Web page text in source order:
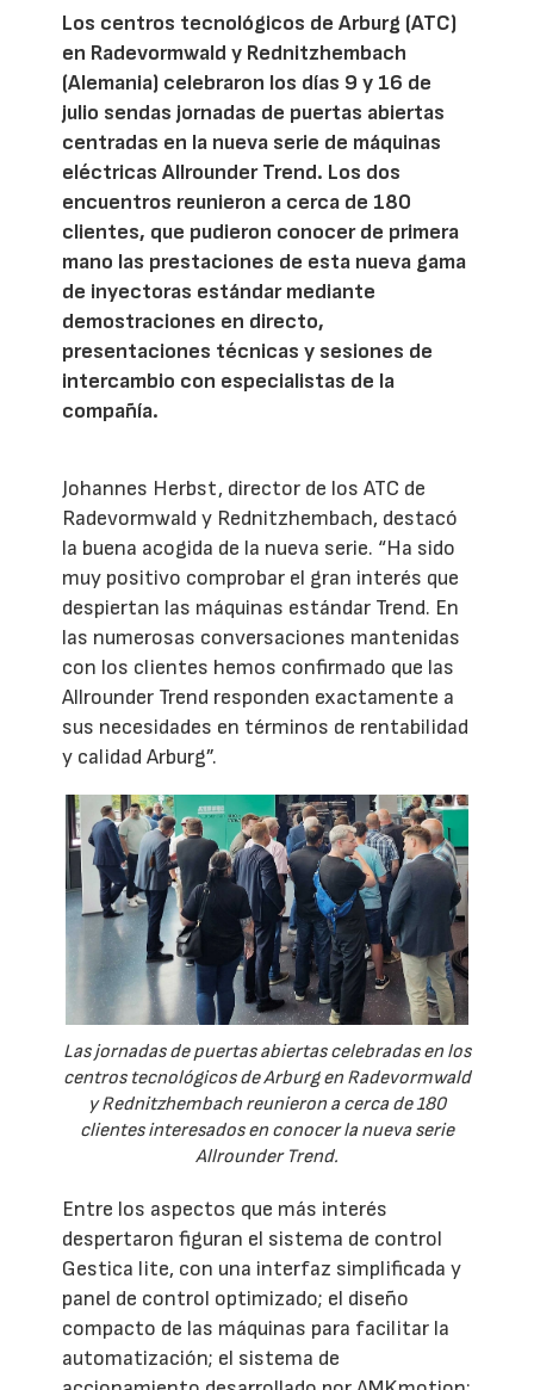
Los centros tecnológicos de Arburg (ATC)
en Radevormwald y Rednitzhembach
(Alemania) celebraron los días 9 y 16 de
julio sendas jornadas de puertas abiertas
centradas en la nueva serie de máquinas
eléctricas Allrounder Trend. Los dos
encuentros reunieron a cerca de 180
clientes, que pudieron conocer de primera
mano las prestaciones de esta nueva gama
de inyectoras estándar mediante
demostraciones en directo,
presentaciones técnicas y sesiones de
intercambio con especialistas de la
compañía.
Johannes Herbst, director de los ATC de
Radevormwald y Rednitzhembach, destacó
la buena acogida de la nueva serie. “Ha sido
muy positivo comprobar el gran interés que
despiertan las máquinas estándar Trend. En
las numerosas conversaciones mantenidas
con los clientes hemos confirmado que las
Allrounder Trend responden exactamente a
sus necesidades en términos de rentabilidad
y calidad Arburg”.
Las jornadas de puertas abiertas celebradas en los
centros tecnológicos de Arburg en Radevormwald
y Rednitzhembach reunieron a cerca de 180
clientes interesados en conocer la nueva serie
Allrounder Trend.
Entre los aspectos que más interés
despertaron figuran el sistema de control
Gestica lite, con una interfaz simplificada y
panel de control optimizado; el diseño
compacto de las máquinas para facilitar la
automatización; el sistema de